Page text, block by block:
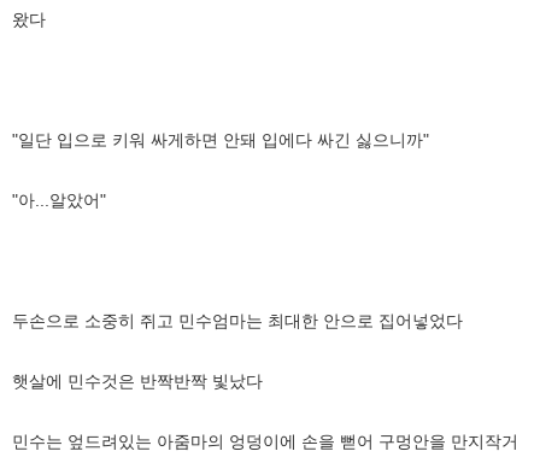
왔다
"일단 입으로 키워 싸게하면 안돼 입에다 싸긴 싫으니까"
"아...알았어"
두손으로 소중히 쥐고 민수엄마는 최대한 안으로 집어넣었다
햇살에 민수것은 반짝반짝 빛났다
민수는 엎드려있는 아줌마의 엉덩이에 손을 뻗어 구멍안을 만지작거